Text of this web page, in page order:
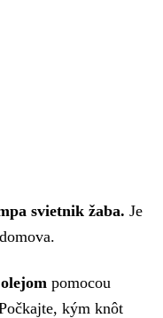
svietnik žaba. Je
pomocou
kým knôt